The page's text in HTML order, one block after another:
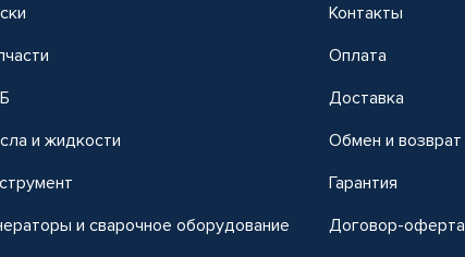
и жидкости
и сварочное оборудование
Контакты
Оплата
Доставка
Обмен и возврат
Гарантия
Договор-оферта